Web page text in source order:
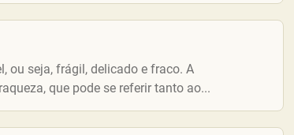
ou seja, frágil, delicado e fraco. A
que pode se referir tanto ao...